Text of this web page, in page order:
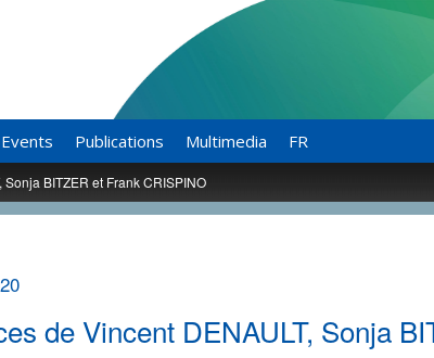
Events Publications Multimedia FR
BITZER et Frank CRISPINO
de Vincent DENAULT, Sonja